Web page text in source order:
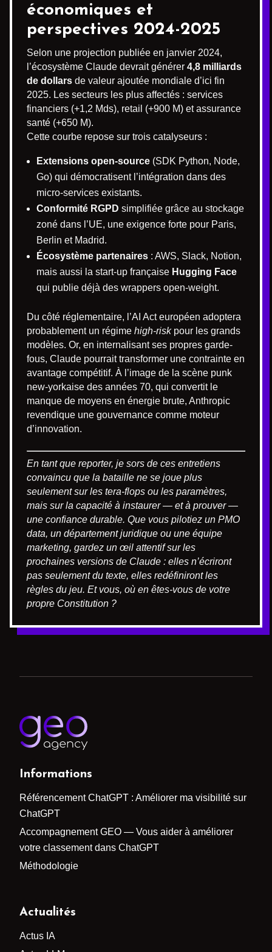
économiques et
perspectives 2024-2025
Selon une projection publiée en janvier 2024,
l’écosystème Claude devrait générer 4,8 milliards
de dollars de valeur ajoutée mondiale d’ici fin
2025. Les secteurs les plus affectés : services
financiers (+1,2 Mds), retail (+900 M) et assurance
santé (+650 M).
Cette courbe repose sur trois catalyseurs :
Extensions open-source (SDK Python, Node,
Go) qui démocratisent l’intégration dans des
micro-services existants.
Conformité RGPD simplifiée grâce au stockage
zoné dans l’UE, une exigence forte pour Paris,
Berlin et Madrid.
Écosystème partenaires : AWS, Slack, Notion,
mais aussi la start-up française Hugging Face
qui publie déjà des wrappers open-weight.
Du côté réglementaire, l’AI Act européen adoptera
probablement un régime high-riskpour les grands
modèles. Or, en internalisant ses propres garde-
fous, Claude pourrait transformer une contrainte en
avantage compétitif. À l’image de la scène punk
new-yorkaise des années 70, qui convertit le
manque de moyens en énergie brute, Anthropic
revendique une gouvernance comme moteur
d’innovation.
En tant que reporter, je sors de ces entretiens
convaincu que la bataille ne se joue plus
seulement sur les tera-flops ou les paramètres,
mais sur la capacité à instaurer — et à prouver —
une confiance durable. Que vous pilotiez un PMO
data, un département juridique ou une équipe
marketing, gardez un œil attentif sur les
prochaines versions de Claude : elles n’écriront
pas seulement du texte, elles redéfiniront les
règles du jeu. Et vous, où en êtes-vous de votre
propre Constitution ?
Informations
Référencement ChatGPT : Améliorer ma visibilité sur
ChatGPT
Accompagnement GEO — Vous aider à améliorer
votre classement dans ChatGPT
Méthodologie
Actualités
Actus IA